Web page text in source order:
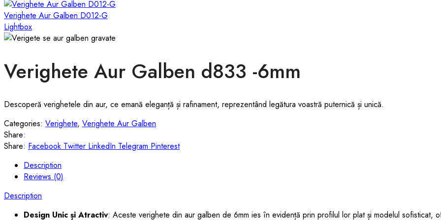
Verighete Aur Galben D012-G
Lightbox
Verighete Aur Galben d833 -6mm
Descoperă verighetele din aur, ce emană eleganță și rafinament, reprezentând legătura voastră puternică și unică.
Categories: Verighete, Verighete Aur Galben
Share:
Share: Facebook Twitter LinkedIn Telegram Pinterest
Description
Reviews (0)
Description
Design Unic și Atractiv: Aceste verighete din aur galben de 6mm ies în evidență prin profilul lor plat și modelul sofisticat,